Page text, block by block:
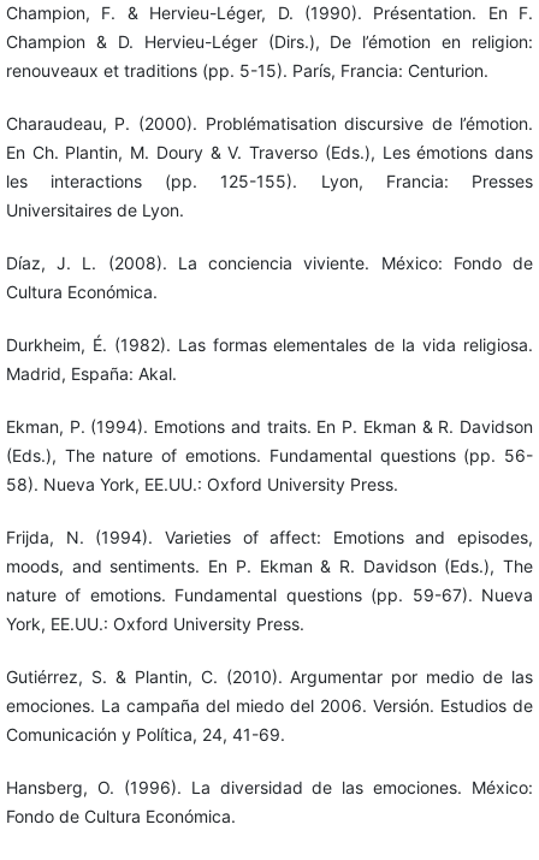
Champion, F. & Hervieu-Léger, D. (1990). Présentation. En F.
Champion & D. Hervieu-Léger (Dirs.), De l’émotion en religion:
renouveaux et traditions (pp. 5-15). París, Francia: Centurion.
Charaudeau, P. (2000). Problématisation discursive de l’émotion.
En Ch. Plantin, M. Doury & V. Traverso (Eds.), Les émotions dans
les interactions (pp. 125-155). Lyon, Francia: Presses
Universitaires de Lyon.
Díaz, J. L. (2008). La conciencia viviente. México: Fondo de
Cultura Económica.
Durkheim, É. (1982). Las formas elementales de la vida religiosa.
Madrid, España: Akal.
Ekman, P. (1994). Emotions and traits. En P. Ekman & R. Davidson
(Eds.), The nature of emotions. Fundamental questions (pp. 56-
58). Nueva York, EE.UU.: Oxford University Press.
Frijda, N. (1994). Varieties of affect: Emotions and episodes,
moods, and sentiments. En P. Ekman & R. Davidson (Eds.), The
nature of emotions. Fundamental questions (pp. 59-67). Nueva
York, EE.UU.: Oxford University Press.
Gutiérrez, S. & Plantin, C. (2010). Argumentar por medio de las
emociones. La campaña del miedo del 2006. Versión. Estudios de
Comunicación y Política, 24, 41-69.
Hansberg, O. (1996). La diversidad de las emociones. México:
Fondo de Cultura Económica.